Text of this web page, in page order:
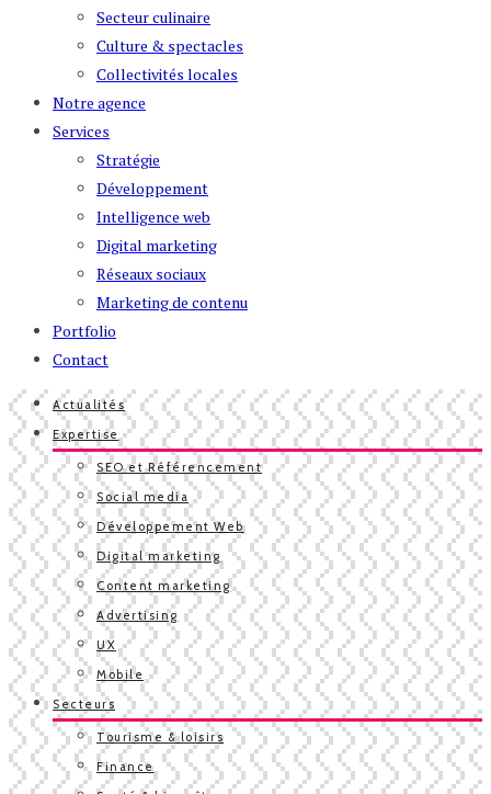
Secteur culinaire
Culture & spectacles
Collectivités locales
Notre agence
Services
Stratégie
Développement
Intelligence web
Digital marketing
Réseaux sociaux
Marketing de contenu
Portfolio
Contact
Actualités
Expertise
SEO et Référencement
Social media
Développement Web
Digital marketing
Content marketing
Advertising
UX
Mobile
Secteurs
Tourisme & loisirs
Finance